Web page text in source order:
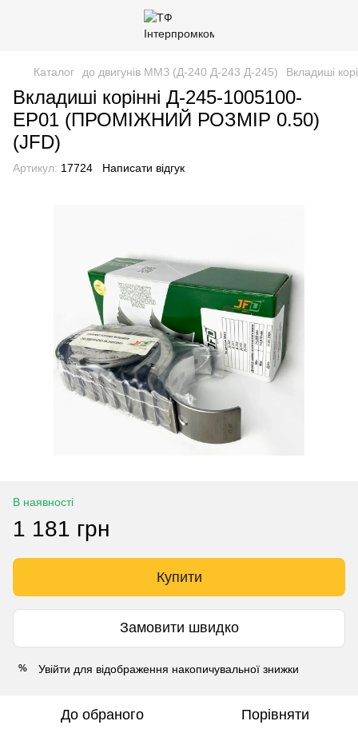
Каталог до двигунів ММЗ (Д-240 Д-243 Д-245) Вкладиші
Вкладиші корінні Д-245-1005100-
ЕP01 (ПРОМІЖНИЙ РОЗМІР 0.50)
(JFD)
Артикул: 17724 Написати відгук
В наявності
1 181 грн
Купити
Замовити швидко
% Увійти для відображення накопичувальної знижки
До обраного Порівняти